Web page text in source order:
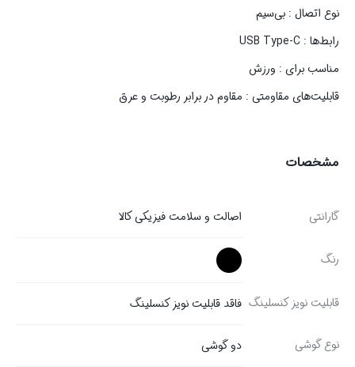
نوع اتصال : بی‌سیم
رابط‌ها : USB Type-C
مناسب برای : ورزش
قابلیت‌های مقاومتی : مقاوم در برابر رطوبت و عرق
مشخصات
گارانتی اصالت و سلامت فیزیکی کالا
رنگ
قابلیت نویز کنسلینگ فاقد قابلیت نویز کنسلینگ
نوع گوشی دو گوشی